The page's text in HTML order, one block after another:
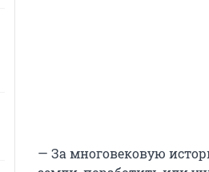
— За многовековую